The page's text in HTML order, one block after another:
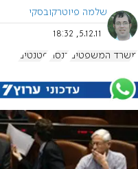
שלמה פיוטרקובסקי
5.12.11, 18:32
משרד המשפטים כנסת פטנטים